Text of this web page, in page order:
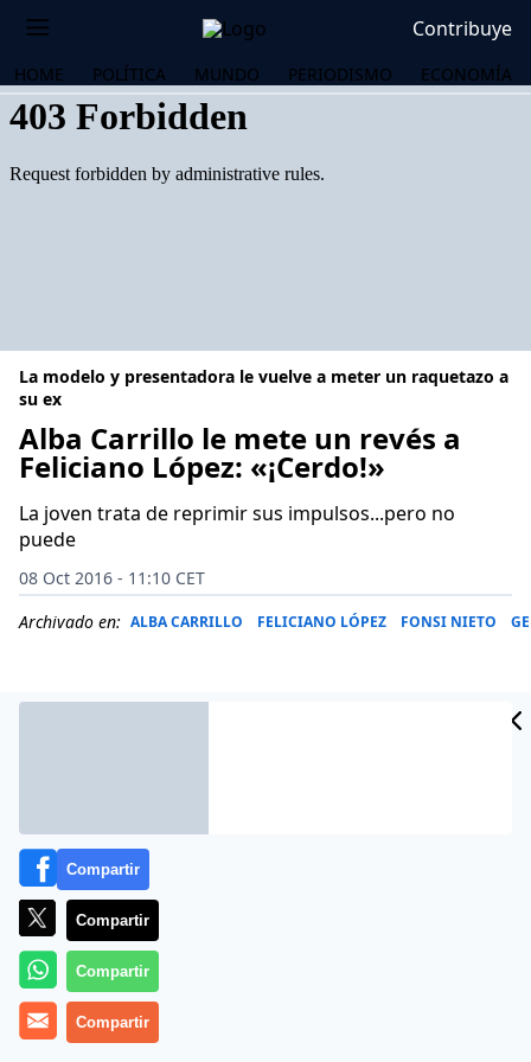
Contribuye
HOME POLÍTICA MUNDO PERIODISMO ECONOMÍA
La modelo y presentadora le vuelve a meter un raquetazo a
su ex
Alba Carrillo le mete un revés a
Feliciano López: «¡Cerdo!»
La joven trata de reprimir sus impulsos...pero no
puede
08 Oct 2016 - 11:10 CET
Archivado en: ALBA CARRILLO FELICIANO LÓPEZ FONSI NIETO
Después de maldecir el día que nació In-Feliciano
López, como ahora llama a su ex marido, Alba Carrillo
Compartir
Compartir
Compartir
Compartir